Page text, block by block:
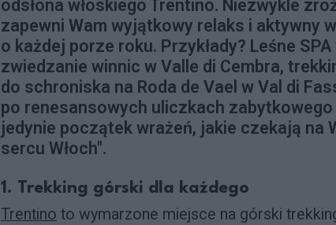
odsłona włoskiego Trentino. Niezwykle
zapewni Wam wyjątkowy relaks i aktywny
o każdej porze roku. Przykłady? Leśne
zwiedzanie winnic w Valle di Cembra,
do schroniska na Roda de Vael w Val di
po renesansowych uliczkach zabytkowego
jedynie początek wrażeń, jakie czekają na
sercu Włoch".
1. Trekking górski dla każdego
Trentino to wymarzone miejsce na górski